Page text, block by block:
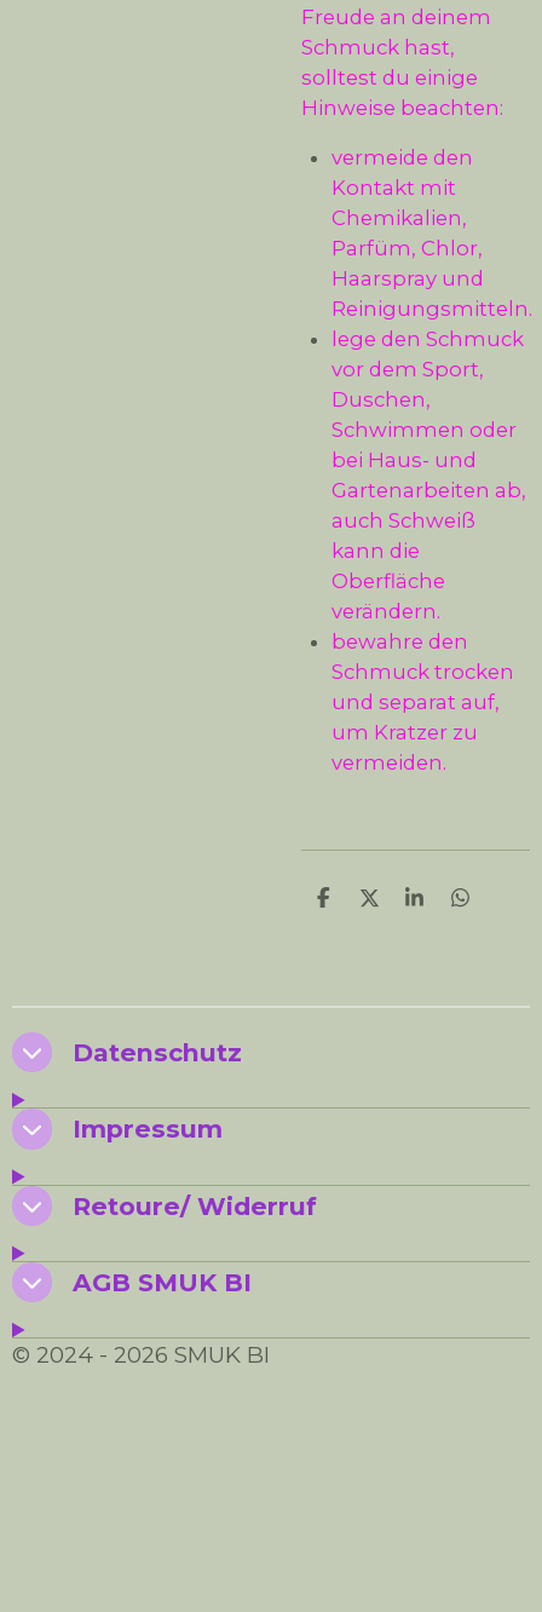
Freude an deinem
Schmuck hast,
solltest du einige
Hinweise beachten:
vermeide den
Kontakt mit
Chemikalien,
Parfüm, Chlor,
Haarspray und
Reinigungsmitteln.
lege den Schmuck
vor dem Sport,
Duschen,
Schwimmen oder
bei Haus- und
Gartenarbeiten ab,
auch Schweiß
kann die
Oberfläche
verändern.
bewahre den
Schmuck trocken
und separat auf,
um Kratzer zu
vermeiden.
T
n
T
n
T
n
T
n
Datenschutz
Impressum
Retoure/ Widerruf
AGB SMUK BI
© 2024 - 2026 SMUK BI